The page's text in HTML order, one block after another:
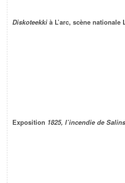
Diskoteekki à L’arc, scène nationale
Exposition 1825, l’incendie de Salins